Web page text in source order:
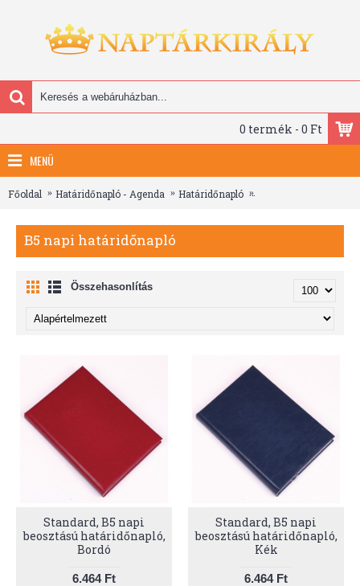
0 termék - 0 Ft
MENÜ
Főoldal Határidőnapló - Agenda Határidőnapló
B5 napi határidőnapló
Összehasonlítás
Standard, B5 napi
beosztású határidőnapló,
Bordó
6.464 Ft
Standard, B5 napi
beosztású határidőnapló,
Kék
6.464 Ft